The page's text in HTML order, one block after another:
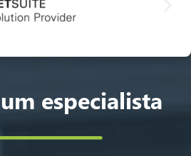
especialista